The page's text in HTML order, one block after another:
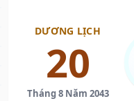
DƯƠNG LỊCH
20
Tháng 8 Năm 2043